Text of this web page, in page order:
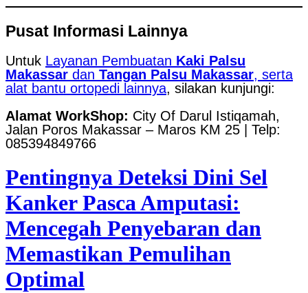
Pusat Informasi Lainnya
Untuk Layanan Pembuatan Kaki Palsu
Makassar dan Tangan Palsu Makassar, serta
alat bantu ortopedi lainnya, silakan kunjungi:
Alamat WorkShop: City Of Darul Istiqamah,
Jalan Poros Makassar – Maros KM 25 | Telp:
085394849766
Pentingnya Deteksi Dini Sel
Kanker Pasca Amputasi:
Mencegah Penyebaran dan
Memastikan Pemulihan
Optimal